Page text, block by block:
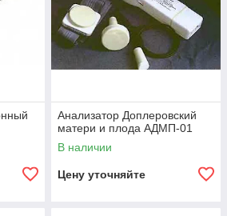
Анализатор Доплеровский
матери и плода АДМП-01
В наличии
Цену уточняйте